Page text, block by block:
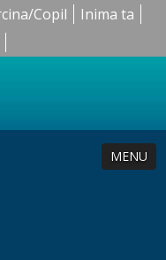
Copil
Inima ta
MENU